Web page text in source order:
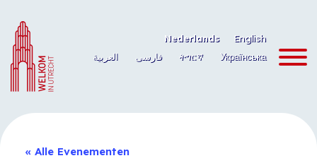
naar
de
inhoud
Nederlands
English
العربية
فارسی ትግርኛ Українська
« Alle Evenementen